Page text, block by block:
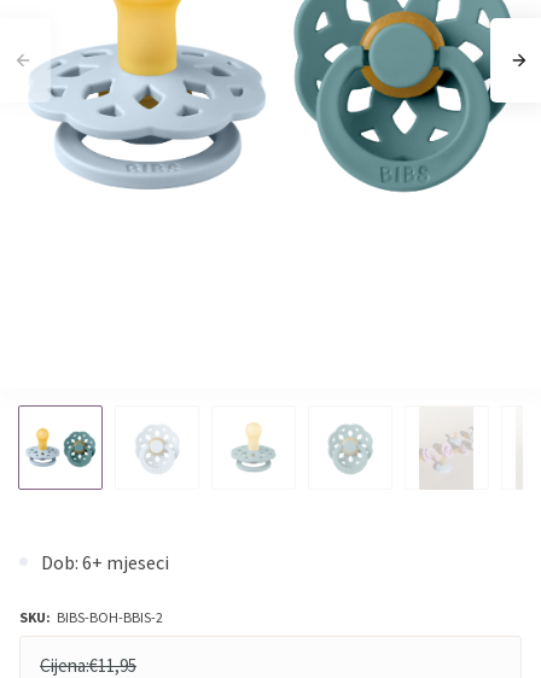
Dob: 6+ mjeseci
SKU: BIBS-BOH-BBIS-2
Cijena:€11,95